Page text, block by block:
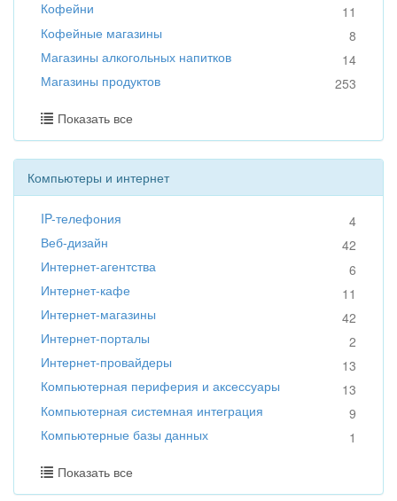
Кофейни
11
Кофейные магазины
8
Магазины алкогольных напитков
14
Магазины продуктов
253
Показать все
Компьютеры и интернет
IP-телефония
4
Веб-дизайн
42
Интернет-агентства
6
Интернет-кафе
11
Интернет-магазины
42
Интернет-порталы
2
Интернет-провайдеры
13
Компьютерная периферия и аксессуары
13
Компьютерная системная интеграция
9
Компьютерные базы данных
1
Показать все